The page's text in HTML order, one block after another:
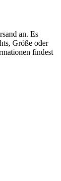
an. Es
Größe oder
findest